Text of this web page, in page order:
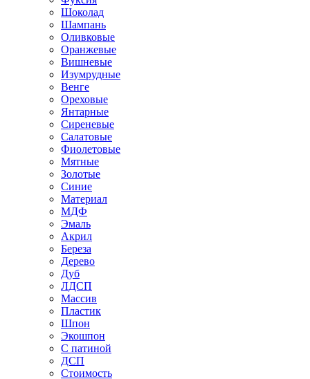
Шоколад
Шампань
Оливковые
Оранжевые
Вишневые
Изумрудные
Венге
Ореховые
Янтарные
Сиреневые
Салатовые
Фиолетовые
Мятные
Золотые
Синие
Материал
МДФ
Эмаль
Акрил
Береза
Дерево
Дуб
ЛДСП
Массив
Пластик
Шпон
Экошпон
С патиной
ДСП
Стоимость